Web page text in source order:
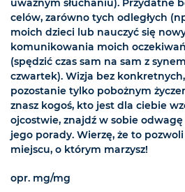
uważnym słuchaniu). Przydatne
celów, zarówno tych odległych
moich dzieci lub nauczyć się
komunikowania moich
(spędzić czas sam na sam z
czwartek). Wizja bez
pozostanie tylko pobożnym
znasz kogoś, kto jest dla ciebie
ojcostwie, znajdź w sobie
jego porady. Wierzę, że to
miejscu, o którym marzysz!
opr. mg/mg